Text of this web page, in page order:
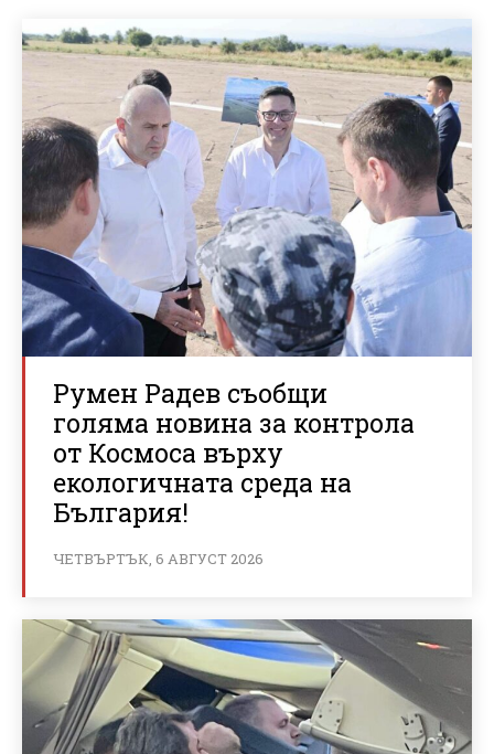
Румен Радев съобщи
голяма новина за контрола
от Космоса върху
екологичната среда на
България!
ЧЕТВЪРТЪК, 6 АВГУСТ 2026